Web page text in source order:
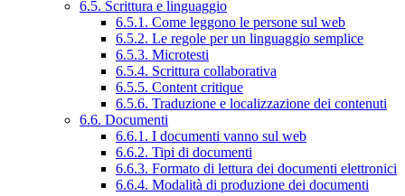
6.5. Scrittura e linguaggio
6.5.1. Come leggono le persone sul web
6.5.2. Le regole per un linguaggio semplice
6.5.3. Microtesti
6.5.4. Scrittura collaborativa
6.5.5. Content critique
6.5.6. Traduzione e localizzazione dei contenuti
6.6. Documenti
6.6.1. I documenti vanno sul web
6.6.2. Tipi di documenti
6.6.3. Formato di lettura dei documenti elettronici
6.6.4. Modalità di produzione dei documenti